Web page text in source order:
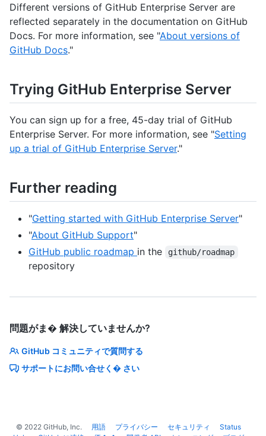
Different versions of GitHub Enterprise Server are
reflected separately in the documentation on GitHub
Docs. For more information, see "About versions of
GitHub Docs."
Trying GitHub Enterprise Server
You can sign up for a free, 45-day trial of GitHub
Enterprise Server. For more information, see "Setting
up a trial of GitHub Enterprise Server."
Further reading
"Getting started with GitHub Enterprise Server"
"About GitHub Support"
GitHub public roadmap in the github/roadmap
repository
問題がま� 解決していませんか?
GitHub コミュニティで質問する
サポートにお問い合せく� さい
© 2022GitHub, Inc. 用語 プライバシー セキュリティ
Status